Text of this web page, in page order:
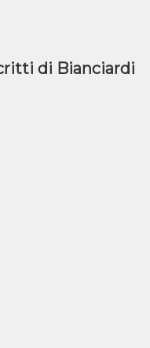
di Bianciardi